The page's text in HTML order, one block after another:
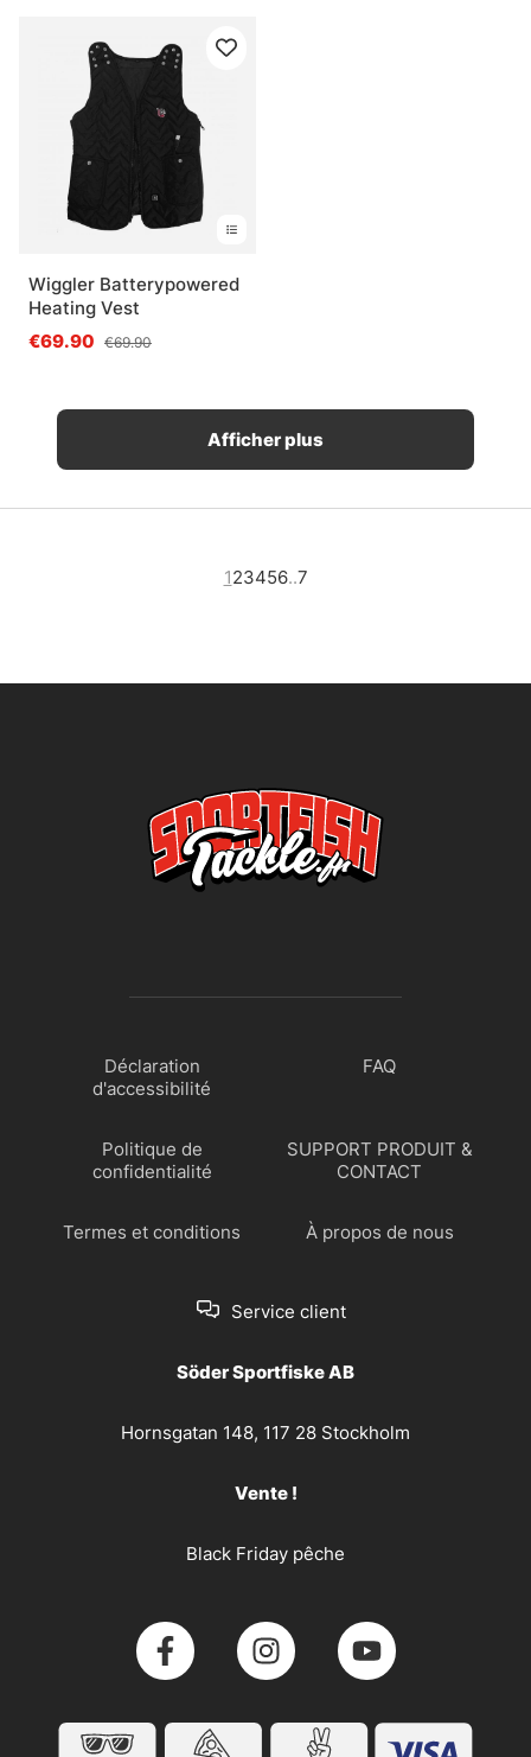
Wiggler Batterypowered
Heating Vest
€69.90 €69.90
Afficher plus
123456..7
Déclaration
d'accessibilité
FAQ
Politique de
confidentialité
SUPPORT PRODUIT &
CONTACT
Termes et conditions À propos de nous
Service client
Söder Sportfiske AB
Hornsgatan 148, 117 28 Stockholm
Vente !
Black Friday pêche